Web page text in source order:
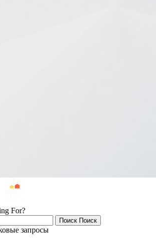
For?
Поиск Поиск
запросы